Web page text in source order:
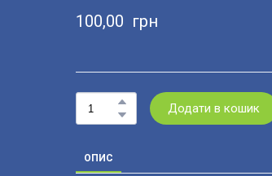
100,00  грн
Додати в кошик
ОПИС